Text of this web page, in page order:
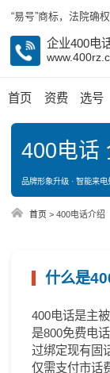
“易号”商标，法院确权
企业400电
首页 资费 选号
400电话
品牌形象升级 · 智能来
首页 >400电话介绍
什么是
400电话是主
是800免费电
过绑定现有固
仅需支付市话